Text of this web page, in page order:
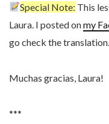
Special Note: This
Laura. I posted onmy
go check the translation.
Muchas gracias, Laura!
***